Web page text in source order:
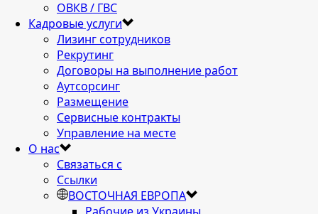
ОВКВ / ГВС
Кадровые услуги
Лизинг сотрудников
Рекрутинг
Договоры на выполнение работ
Аутсорсинг
Размещение
Сервисные контракты
Управление на месте
О нас
Связаться с
Ссылки
ВОСТОЧНАЯ ЕВРОПА